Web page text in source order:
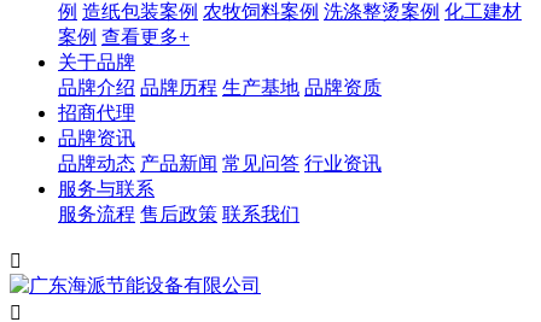
例 造纸包装案例 农牧饲料案例 洗涤整烫案例 化工建材
案例 查看更多+
关于品牌
品牌介绍 品牌历程 生产基地 品牌资质
招商代理
品牌资讯
品牌动态 产品新闻 常见问答 行业资讯
服务与联系
服务流程 售后政策 联系我们

